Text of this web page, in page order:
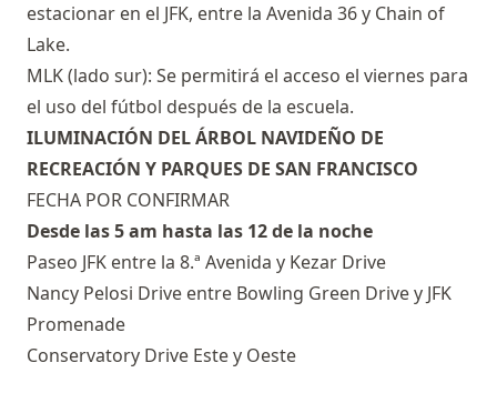
estacionar en el JFK, entre la Avenida 36 y Chain of
Lake.
MLK (lado sur): Se permitirá el acceso el viernes para
el uso del fútbol después de la escuela.
ILUMINACIÓN DEL ÁRBOL NAVIDEÑO DE
RECREACIÓN Y PARQUES DE SAN FRANCISCO
FECHA POR CONFIRMAR
Desde las 5 am hasta las 12 de la noche
Paseo JFK entre la 8.ª Avenida y Kezar Drive
Nancy Pelosi Drive entre Bowling Green Drive y JFK
Promenade
Conservatory Drive Este y Oeste